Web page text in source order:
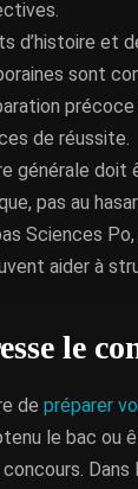
d’histoire et
sont
de réussite.
générale doit
pas au
Sciences
aider à
le
de préparer
le bac ou
concours.